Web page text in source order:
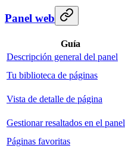
Panel web
Guía
Descripción general del panel
Tu biblioteca de páginas
Vista de detalle de página
Gestionar resaltados en el panel
Páginas favoritas